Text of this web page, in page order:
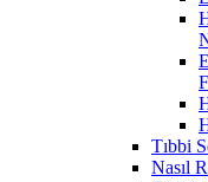
Tıbbi
Nasıl